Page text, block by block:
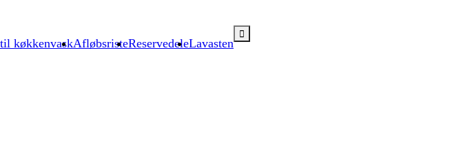
køkkenvaskAfløbsristeReservedeleLavasten
